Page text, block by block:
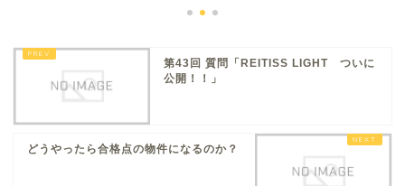
第43回 質問「REITISS LIGHT ついに
公開！！」
どうやったら合格点の物件になるのか？